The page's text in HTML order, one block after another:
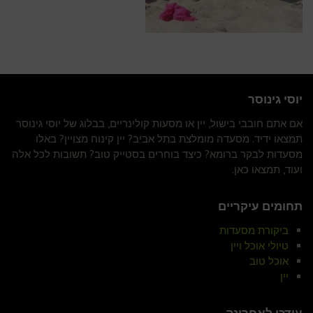
יוסי גינוסר
אם אתם חובבי בישול, יין או מסעות קולינריים, בבלוג של יוסי גינוסר
תמצאו ידיד. מסעדה מומלצת בתל אביב? יין קינוח מצויין? באלו
מסעדות לבקר ברומא? כיצד בוחרים בסטייק טוב? תשובות לכל אלה
ועוד, תמצאו כאן.
תחומים עיקריים
ביקורת מסעדות
טיולי אוכל ויין
אוכל טוב
יין